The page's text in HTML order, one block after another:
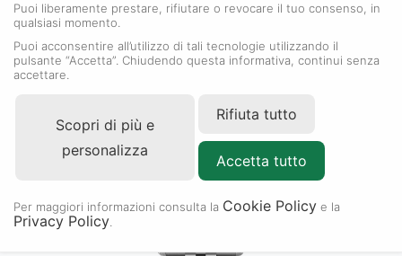
Puoi liberamente prestare, rifiutare o revocare il tuo consenso, in
qualsiasi momento.
Puoi acconsentire all’utilizzo di tali tecnologie utilizzando il
pulsante “Accetta”. Chiudendo questa informativa, continui senza
accettare.
Scopri di più e
personalizza
Rifiuta tutto
Accetta tutto
Per maggiori informazioni consulta la Cookie Policy e la
Privacy Policy